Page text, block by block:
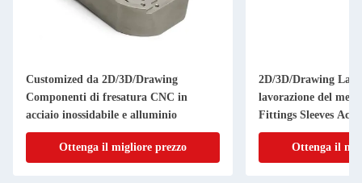
Customized da 2D/3D/Drawing
Componenti di fresatura CNC in
acciaio inossidabile e alluminio
Ottenga il migliore prezzo
2D/3D/Drawing La
lavorazione del
Fittings Sleeves
Ottenga il